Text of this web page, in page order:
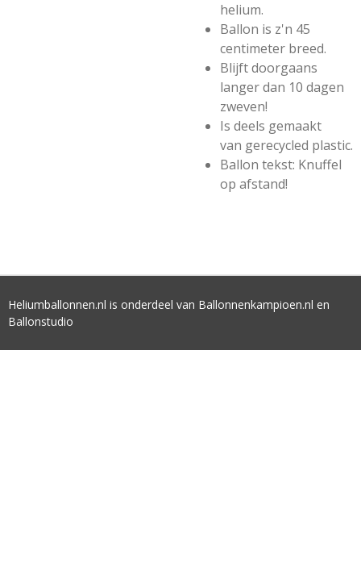
helium.
Ballon is z'n 45
centimeter breed.
Blijft doorgaans
langer dan 10 dagen
zweven!
Is deels gemaakt
van gerecycled plastic.
Ballon tekst: Knuffel
op afstand!
Heliumballonnen.nl is onderdeel van Ballonnenkampioen.nl en
Ballonstudio